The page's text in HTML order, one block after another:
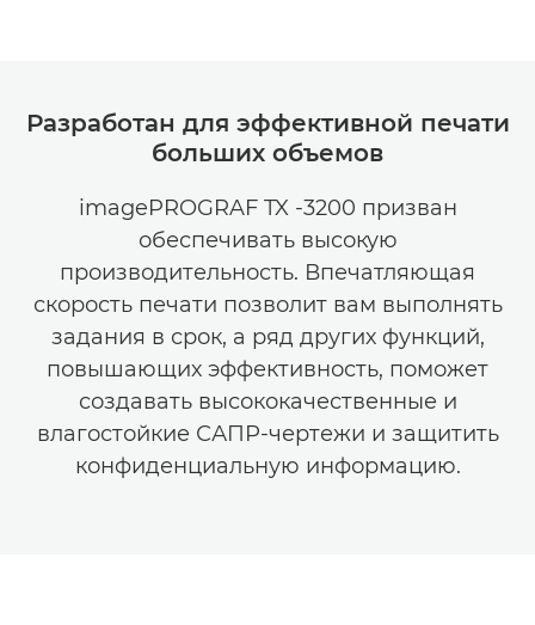
Разработан для эффективной печати
больших объемов
imagePROGRAF TX -3200 призван
обеспечивать высокую
производительность. Впечатляющая
скорость печати позволит вам выполнять
задания в срок, а ряд других функций,
повышающих эффективность, поможет
создавать высококачественные и
влагостойкие САПР-чертежи и защитить
конфиденциальную информацию.